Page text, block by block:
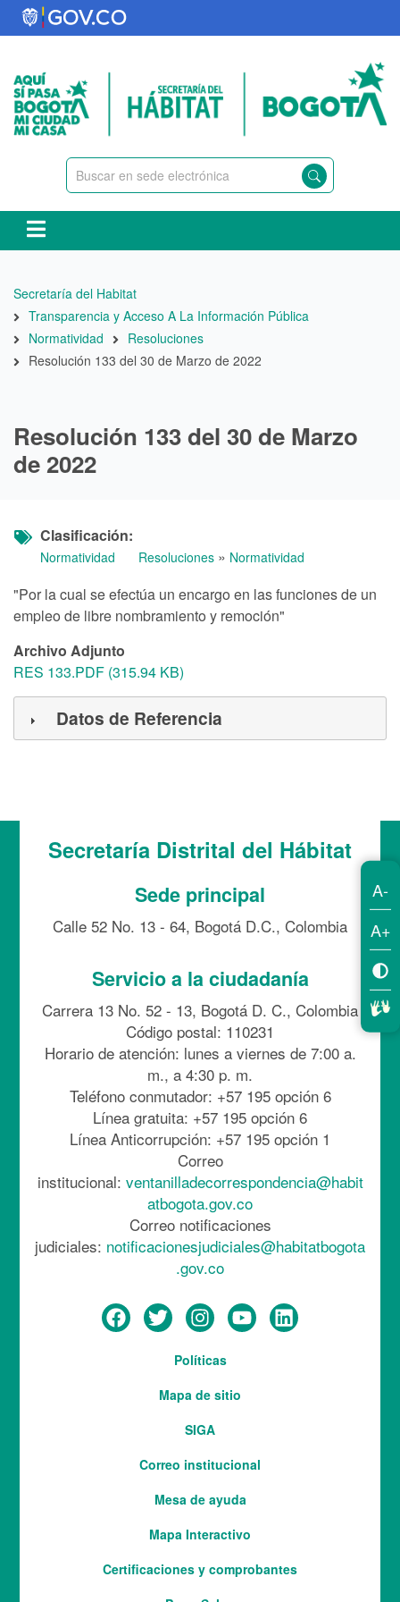
Pasar
al
principal
Ruta
de
navegación
Secretaría del Habitat
Transparencia y Acceso A La Información Pública
Normatividad
Resoluciones
Resolución 133 del 30 de Marzo de 2022
Resolución 133 del 30 de Marzo
de 2022
Clasificación
Normatividad Resoluciones » Normatividad
"Por la cual se efectúa un encargo en las funciones de un
empleo de libre nombramiento y remoción"
Archivo Adjunto
RES 133.PDF (315.94 KB)
Datos de Referencia
Secretaría Distrital del Hábitat
Sede principal
Calle 52 No. 13 - 64, Bogotá D.C., Colombia
Servicio a la ciudadanía
Carrera 13 No. 52 - 13, Bogotá D. C., Colombia
Código postal: 110231
Horario de atención: lunes a viernes de 7:00 a.
m., a 4:30 p. m.
Teléfono conmutador: +57 195 opción 6
Línea gratuita: +57 195 opción 6
Línea Anticorrupción: +57 195 opción 1
Correo
institucional: ventanilladecorrespondencia@habit
atbogota.gov.co
Correo notificaciones
judiciales: notificacionesjudiciales@habitatbogota
.gov.co
Políticas
Mapa de sitio
SIGA
Correo institucional
Mesa de ayuda
Mapa Interactivo
ServicesCertificaciones y comprobantes
A-
A+